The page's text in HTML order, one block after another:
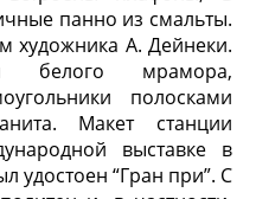
панно из смальты.
художника А. Дейнеки.
белого мрамора,
полосками
Макет станции
выставке в
удостоен “Гран при”. С